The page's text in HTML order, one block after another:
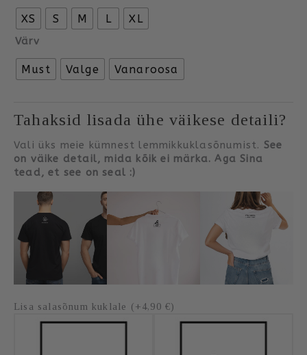
XS S M L XL
Värv
Must Valge Vanaroosa
Tahaksid lisada ühe väikese detaili?
Vali üks meie kümnest lemmikkuklasõnumist. See
on väike detail, mida kõik ei märka. Aga Sina
tead, et see on seal :)
Lisa salasõnum kuklale (+4,90 €)